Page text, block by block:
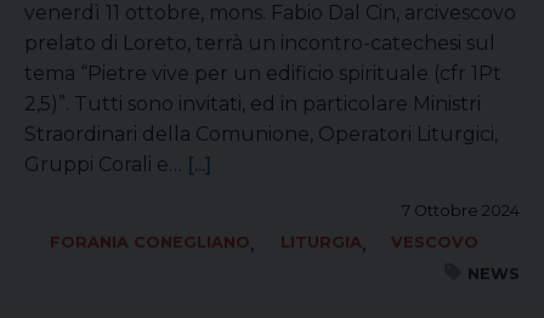
venerdì 11 ottobre, mons. Fabio Dal Cin, arcivescovo
prelato di Loreto, terrà un incontro-catechesi sul
tema “Pietre vive per un edificio spirituale (cfr 1Pt
2,5)”. Tutti sono invitati, ed in particolare Ministri
Straordinari della Comunione, Operatori Liturgici,
Gruppi Corali e… [...]
7 Ottobre 2024
FORANIA CONEGLIANO, LITURGIA,
VESCOVO
NEWS